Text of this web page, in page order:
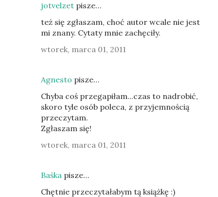
jotvelzet pisze…
też się zgłaszam, choć autor wcale nie jest
mi znany. Cytaty mnie zachęciły.
wtorek, marca 01, 2011
Agnesto pisze…
Chyba coś przegapiłam...czas to nadrobić,
skoro tyle osób poleca, z przyjemnością
przeczytam.
Zgłaszam się!
wtorek, marca 01, 2011
Baśka pisze…
Chętnie przeczytałabym tą książkę :)